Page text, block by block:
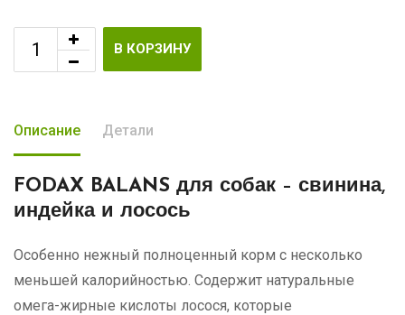
В КОРЗИНУ
Описание Детали
FODAX BALANS для собак – свинина,
индейка и лосось
Особенно нежный полноценный корм с несколько
меньшей калорийностью. Содержит натуральные
омега-жирные кислоты лосося, которые